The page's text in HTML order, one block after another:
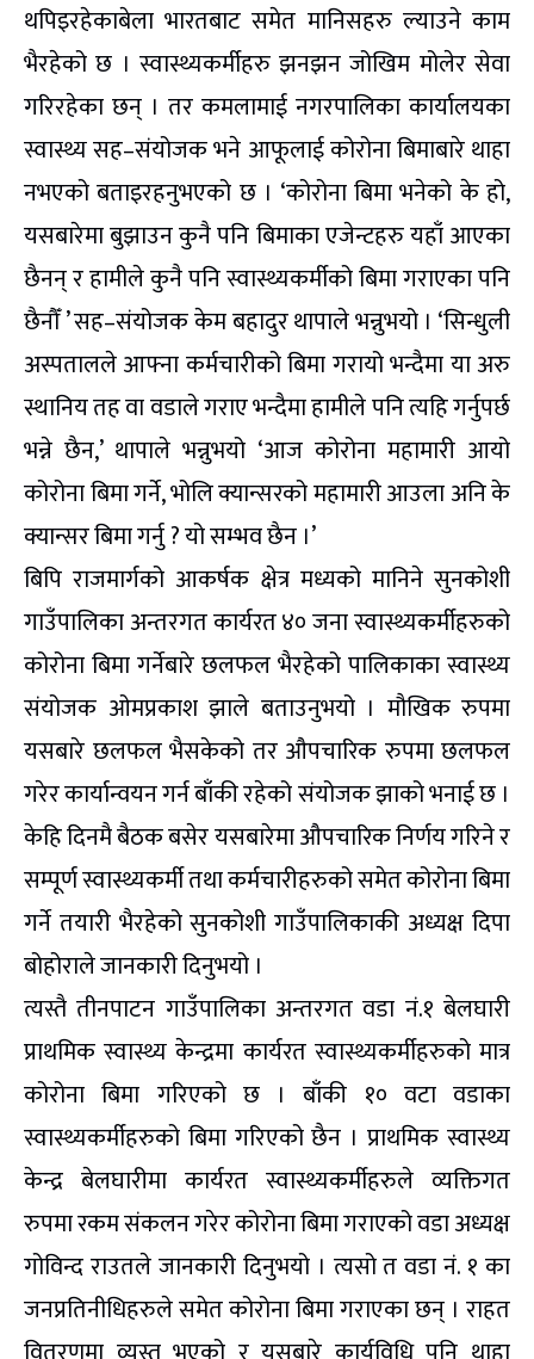
थपिइरहेकाबेला भारतबाट समेत मानिसहरु ल्याउने काम
भैरहेको छ । स्वास्थ्यकर्मीहरु झनझन जोखिम मोलेर सेवा
गरिरहेका छन् । तर कमलामाई नगरपालिका कार्यालयका
स्वास्थ्य सह–संयोजक भने आफूलाई कोरोना बिमाबारे थाहा
नभएको बताइरहनुभएको छ । ‘कोरोना बिमा भनेको के हो,
यसबारेमा बुझाउन कुनै पनि बिमाका एजेन्टहरु यहाँ आएका
छैनन् र हामीले कुनै पनि स्वास्थ्यकर्मीको बिमा गराएका पनि
छैनौँ ’ सह–संयोजक केम बहादुर थापाले भन्नुभयो । ‘सिन्धुली
अस्पतालले आफ्ना कर्मचारीको बिमा गरायो भन्दैमा या अरु
स्थानिय तह वा वडाले गराए भन्दैमा हामीले पनि त्यहि गर्नुपर्छ
भन्ने छैन,’ थापाले भन्नुभयो ‘आज कोरोना महामारी आयो
कोरोना बिमा गर्ने, भोलि क्यान्सरको महामारी आउला अनि के
क्यान्सर बिमा गर्नु ? यो सम्भव छैन ।’
बिपि राजमार्गको आकर्षक क्षेत्र मध्यको मानिने सुनकोशी
गाउँपालिका अन्तरगत कार्यरत ४० जना स्वास्थ्यकर्मीहरुको
कोरोना बिमा गर्नेबारे छलफल भैरहेको पालिकाका स्वास्थ्य
संयोजक ओमप्रकाश झाले बताउनुभयो । मौखिक रुपमा
यसबारे छलफल भैसकेको तर औपचारिक रुपमा छलफल
गरेर कार्यान्वयन गर्न बाँकी रहेको संयोजक झाको भनाई छ ।
केहि दिनमै बैठक बसेर यसबारेमा औपचारिक निर्णय गरिने र
सम्पूर्ण स्वास्थ्यकर्मी तथा कर्मचारीहरुको समेत कोरोना बिमा
गर्ने तयारी भैरहेको सुनकोशी गाउँपालिकाकी अध्यक्ष दिपा
बोहोराले जानकारी दिनुभयो ।
त्यस्तै तीनपाटन गाउँपालिका अन्तरगत वडा नं.१ बेलघारी
प्राथमिक स्वास्थ्य केन्द्रमा कार्यरत स्वास्थ्यकर्मीहरुको मात्र
कोरोना बिमा गरिएको छ । बाँकी १० वटा वडाका
स्वास्थ्यकर्मीहरुको बिमा गरिएको छैन । प्राथमिक स्वास्थ्य
केन्द्र बेलघारीमा कार्यरत स्वास्थ्यकर्मीहरुले व्यक्तिगत
रुपमा रकम संकलन गरेर कोरोना बिमा गराएको वडा अध्यक्ष
गोविन्द राउतले जानकारी दिनुभयो । त्यसो त वडा नं. १ का
जनप्रतिनीधिहरुले समेत कोरोना बिमा गराएका छन् । राहत